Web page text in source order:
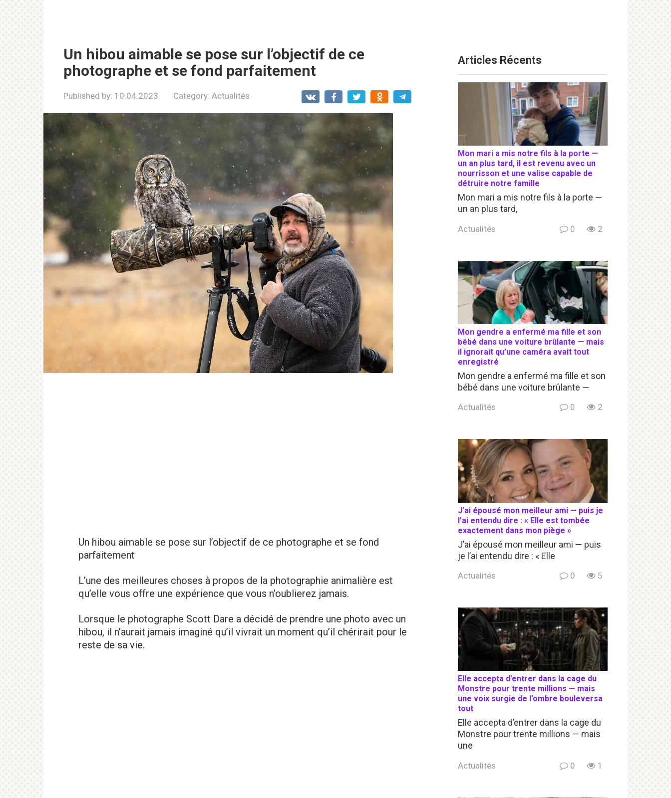
Un hibou aimable se pose sur l’objectif de ce
photographe et se fond parfaitement
Published by: 10.04.2023 Category: Actualités
Un hibou aimable se pose sur l’objectif de ce photographe et se fond
parfaitement
L’une des meilleures choses à propos de la photographie animalière est
qu’elle vous offre une expérience que vous n’oublierez jamais.
Lorsque le photographe Scott Dare a décidé de prendre une photo avec un
hibou, il n’aurait jamais imaginé qu’il vivrait un moment qu’il chérirait pour le
reste de sa vie.
Articles Récents
Mon mari a mis notre fils à la porte —
un an plus tard, il est revenu avec un
nourrisson et une valise capable de
détruire notre famille
Mon mari a mis notre fils à la porte —
un an plus tard,
Actualités 0 2
Mon gendre a enfermé ma fille et son
bébé dans une voiture brûlante — mais
il ignorait qu’une caméra avait tout
enregistré
Mon gendre a enfermé ma fille et son
bébé dans une voiture brûlante —
Actualités 0 2
J’ai épousé mon meilleur ami — puis je
l’ai entendu dire : « Elle est tombée
exactement dans mon piège »
J’ai épousé mon meilleur ami — puis
je l’ai entendu dire : « Elle
Actualités 0 5
Elle accepta d’entrer dans la cage du
Monstre pour trente millions — mais
une voix surgie de l’ombre bouleversa
tout
Elle accepta d’entrer dans la cage du
Monstre pour trente millions — mais
une
Actualités 0 1